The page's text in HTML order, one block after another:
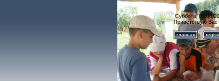
Суббота,
Приветствую Вас
главная